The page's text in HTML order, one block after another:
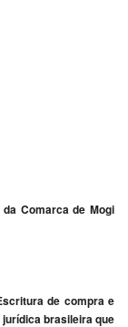
Comarca de Mogi
de compra e
brasileira que